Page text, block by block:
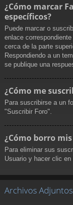
¿Cómo marcar
específicos?
Puede marcar o
enlace
cerca de la parte
Respondiendo a un
se publique una
¿Cómo me
Para suscribirse a un
"Suscribir Foro".
¿Cómo borro
Para eliminar sus
Usuario y hacer clic en
Archivos Adjuntos